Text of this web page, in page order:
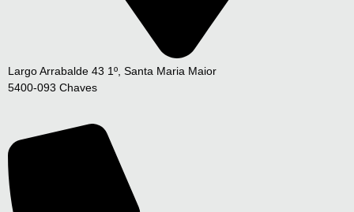
Largo Arrabalde 43 1º, Santa Maria Maior
5400-093 Chaves